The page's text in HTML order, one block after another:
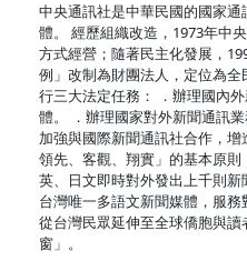
中央通訊社是中華民國的國家
體。 經歷組織改造，1973年中
方式經營；隨著民主化發展，
例」改制為財團法人，定位為
行三大法定任務： ．辦理國內
體。 ．辦理國家對外新聞通訊
加強與國際新聞通訊社合作，增
領先、客觀、翔實」的基本原則
英、日文即時對外發出上千則
台灣唯一多語文新聞媒體，服
從台灣民眾延伸至全球僑胞與
窗」。